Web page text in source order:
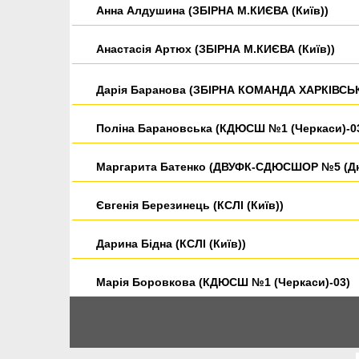
Анна Алдушина (ЗБІРНА М.КИЄВА (Київ))
Анастасія Артюх (ЗБІРНА М.КИЄВА (Київ))
Дарія Баранова (ЗБІРНА КОМАНДА
Поліна Барановська (КДЮСШ №1 (Черкаси)-
Маргарита Батенко (ДВУФК-СДЮСШОР №5
Євгенія Березинець (КСЛІ (Київ))
Дарина Бідна (КСЛІ (Київ))
Марія Боровкова (КДЮСШ №1 (Черкаси)-03)